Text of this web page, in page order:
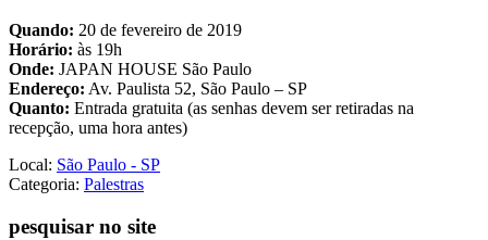
Quando: 20 de fevereiro de 2019
Horário: às 19h
Onde: JAPAN HOUSE São Paulo
Endereço: Av. Paulista 52, São Paulo – SP
Quanto: Entrada gratuita (as senhas devem ser retiradas na
recepção, uma hora antes)
Local: São Paulo - SP
Categoria: Palestras
pesquisar no site